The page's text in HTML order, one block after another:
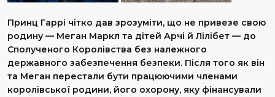
Принц Гаррі чітко дав зрозуміти, що не привезе свою
родину — Меган Маркл та дітей Арчі й Лілібет — до
Сполученого Королівства без належного
державного забезпечення безпеки. Після того як він
та Меган перестали бути працюючими членами
королівської родини, його охорону, яку фінансували